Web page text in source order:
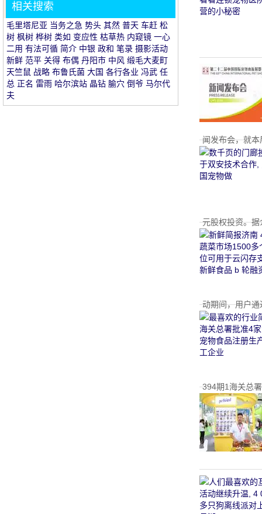
32
闻发布会，就
元股权投资。
动期间，用户
394期1海关总
相关搜索
毛里塔尼亚 当务之急 势头 其然 普天 车赶 松
树 枫树 桦树 类如 变应性 枯草热 内窥镜 一心
二用 有法可循 简介 中银 政和 笔录 摄影活动
新鲜 范平 关得 布偶 丹阳市 中风 缎毛大麦町
天竺鼠 战略 布鲁氏菌 大国 各行各业 冯武 任
总 正名 雷雨 哈尔滨站 晶钻 腧穴 倒爷 马尔代
夫